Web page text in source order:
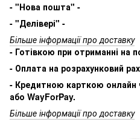
- "Нова пошта" -
- "Делівері" -
Більше інформації про доставку
- Готівкою при отриманні на
- Оплата на розрахунковий
- Кредитною карткою онлайн
або WayForPay.
Більше інформації про доставку